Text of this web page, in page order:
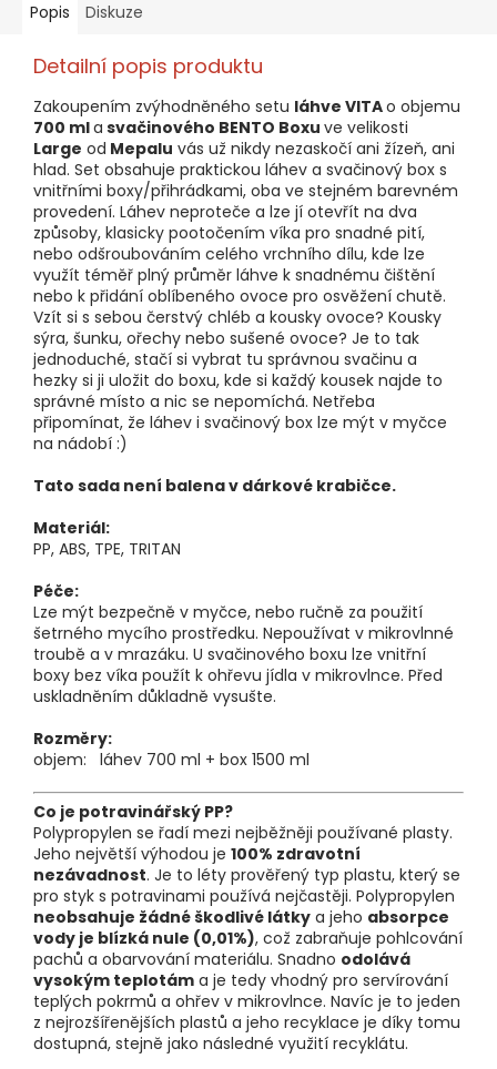
Popis Diskuze
Detailní popis produktu
Zakoupením zvýhodněného setu láhve VITAo objemu
700 mla svačinového BENTO Boxu ve velikosti
Large od Mepalu vás už nikdy nezaskočí ani žízeň, ani
hlad. Set obsahuje praktickou láhev a svačinový box s
vnitřními boxy/přihrádkami, oba ve stejném barevném
provedení. Láhev neproteče a lze jí otevřít na dva
způsoby, klasicky pootočením víka pro snadné pití,
nebo odšroubováním celého vrchního dílu, kde lze
využít téměř plný průměr láhve k snadnému čištění
nebo k přidání oblíbeného ovoce pro osvěžení chutě.
Vzít si s sebou čerstvý chléb a kousky ovoce? Kousky
sýra, šunku, ořechy nebo sušené ovoce? Je to tak
jednoduché, stačí si vybrat tu správnou svačinu a
hezky si ji uložit do boxu, kde si každý kousek najde to
správné místo a nic se nepomíchá. Netřeba
připomínat, že láhev i svačinový box lze mýt v myčce
na nádobí :)
Tato sada není balena v dárkové krabičce.
Materiál:
PP, ABS, TPE, TRITAN
Péče:
Lze mýt bezpečně v myčce, nebo ručně za použití
šetrného mycího prostředku. Nepoužívat v mikrovlnné
troubě a v mrazáku. U svačinového boxu lze vnitřní
boxy bez víka použít k ohřevu jídla v mikrovlnce. Před
uskladněním důkladně vysušte.
Rozměry:
objem: láhev 700 ml + box 1500 ml
Co je potravinářský PP?
Polypropylen se řadí mezi nejběžněji používané plasty.
Jeho největší výhodou je 100% zdravotní
nezávadnost. Je to léty prověřený typ plastu, který se
pro styk s potravinami používá nejčastěji. Polypropylen
neobsahuje žádné škodlivé látky a jeho absorpce
vody je blízká nule (0,01%), což zabraňuje pohlcování
pachů a obarvování materiálu. Snadno odolává
vysokým teplotám a je tedy vhodný pro servírování
teplých pokrmů a ohřev v mikrovlnce. Navíc je to jeden
z nejrozšířenějších plastů a jeho recyklace je díky tomu
dostupná, stejně jako následné využití recyklátu.